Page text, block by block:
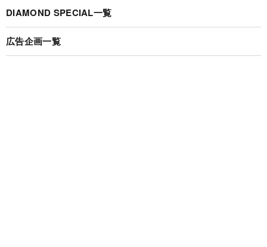
DIAMOND SPECIAL一覧
広告企画一覧